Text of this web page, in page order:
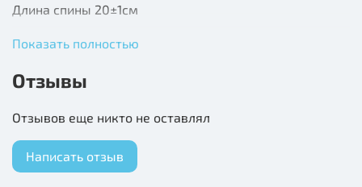
Длина спины 20±1см
Размер S: Обхват шеи 27±2см, Обхват груди 36-40см,
Размер М: Обхват шеи 30±2см, Обхват груди 40-44см,
Длина спины 30±1см
Размер L: Обхват шеи 33±2см, Обхват груди 44-48см,
Длина спины 35±1см
Показать полностью
Отзывы
Отзывов еще никто не оставлял
Написать отзыв